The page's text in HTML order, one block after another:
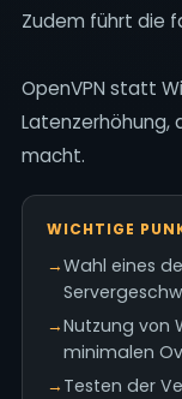
Zudem führt die
OpenVPN statt
Latenzerhöhung,
macht.
WICHTIGE
→Wahl eines
→Nutzung von
minimalen
→ Testen der